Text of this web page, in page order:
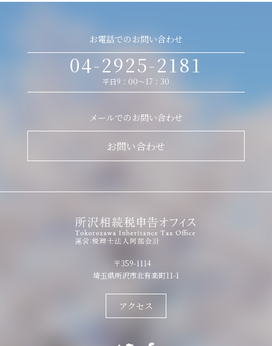
お電話でのお問い合わせ
04-2925-2181
平日9：00～17：30
メールでのお問い合わせ
お問い合わせ
〒359-1114
埼玉県所沢市北有楽町11-1
アクセス